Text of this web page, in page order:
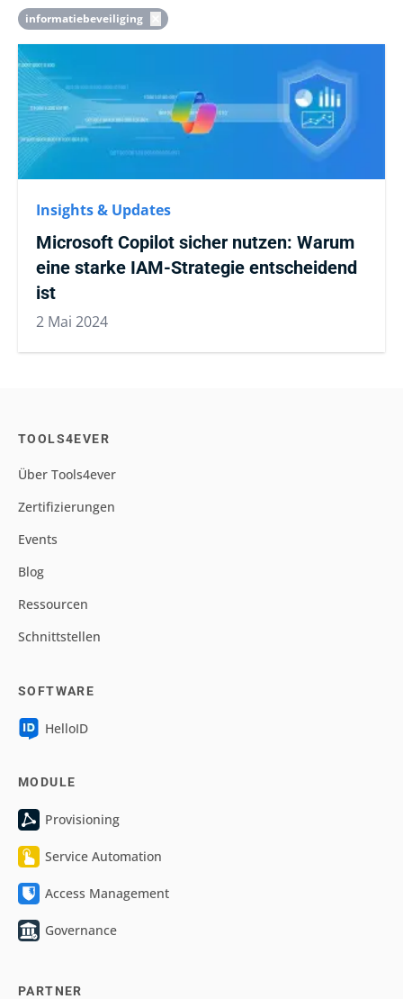
informatiebeveiliging
Insights & Updates
Microsoft Copilot sicher nutzen: Warum
eine starke IAM-Strategie entscheidend
ist
2 Mai 2024
TOOLS4EVER
Über Tools4ever
Zertifizierungen
Events
Blog
Ressourcen
Schnittstellen
SOFTWARE
HelloID
MODULE
Provisioning
Service Automation
Access Management
Governance
PARTNER